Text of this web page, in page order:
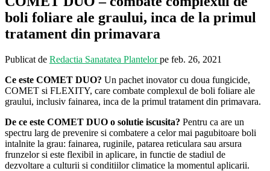
boli foliare ale graului, inca de la primul
tratament din primavara
Publicat de Redactia Sanatatea Plantelorpe feb. 26, 2021
Ce este COMET DUO? Un pachet inovator cu doua fungicide,
COMET si FLEXITY, care combate complexul de boli foliare ale
graului, inclusiv fainarea, inca de la primul tratament din primavara.
De ce este COMET DUO o solutie iscusita? Pentru ca are un
spectru larg de prevenire si combatere a celor mai pagubitoare boli
intalnite la grau: fainarea, ruginile, patarea reticulara sau arsura
frunzelor si este flexibil in aplicare, in functie de stadiul de
dezvoltare a culturii si conditiilor climatice la momentul aplicarii.